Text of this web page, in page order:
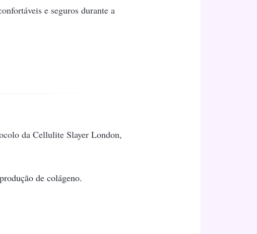
e seguros durante a
da Cellulite Slayer London,
de colágeno.